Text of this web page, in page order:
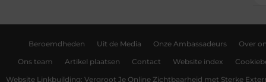
Beroemdheden Uit de Media Onze Ambassadeurs Over
Ons team Artikel plaatsen Contact Website index
Website Linkbuilding: Vergroot Je Online Zichtbaarheid met Sterke